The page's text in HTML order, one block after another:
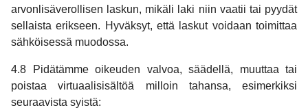
arvonlisäverollisen laskun, mikäli laki niin vaatii tai pyydät
sellaista erikseen. Hyväksyt, että laskut voidaan toimittaa
sähköisessä muodossa.
4.8 Pidätämme oikeuden valvoa, säädellä, muuttaa tai
poistaa virtuaalisisältöä milloin tahansa, esimerkiksi
seuraavista syistä: